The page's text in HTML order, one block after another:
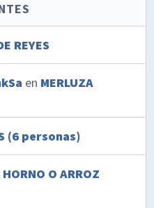
REYES
en MERLUZA
(6 personas)
O ARROZ